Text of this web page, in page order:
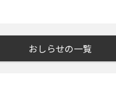
おしらせの一覧